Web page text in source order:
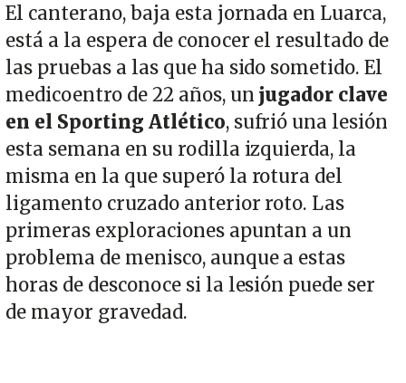
El canterano, baja esta jornada en Luarca,
está a la espera de conocer el resultado de
las pruebas a las que ha sido sometido. El
medicoentro de 22 años, un jugador clave
en el Sporting Atlético, sufrió una lesión
esta semana en su rodilla izquierda, la
misma en la que superó la rotura del
ligamento cruzado anterior roto. Las
primeras exploraciones apuntan a un
problema de menisco, aunque a estas
horas de desconoce si la lesión puede ser
de mayor gravedad.